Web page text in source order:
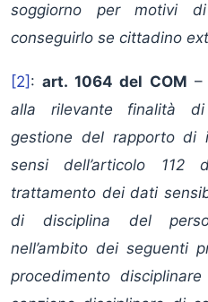
soggiorno per motivi
conseguirlo se cittadino
[2] :art. 1064 del COM –
alla rilevante finalità
gestione del rapporto di
sensi dell’articolo
trattamento dei dati
di disciplina del
nell’ambito dei seguenti
procedimento